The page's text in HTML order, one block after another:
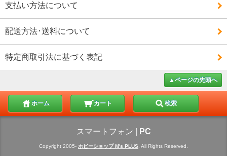
支払い方法について
配送方法･送料について
特定商取引法に基づく表記
▲ページの先頭へ
ホーム カート 検索
スマートフォン PC
Copyright 2005- ホビーショップ M's PLUS . All Rights Reserved.